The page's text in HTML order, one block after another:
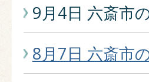
9月4日 六斎市
8月7日 六斎市